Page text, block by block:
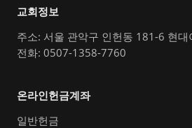
교회정보
주소: 서울 관악구 인헌동 181-6 현
전화: 0507-1358-7760
온라인헌금계좌
일반헌금